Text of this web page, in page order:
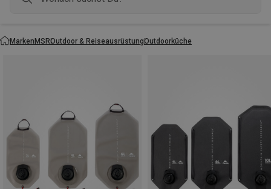
MarkenMSROutdoor & ReiseausrüstungOutdoorküche